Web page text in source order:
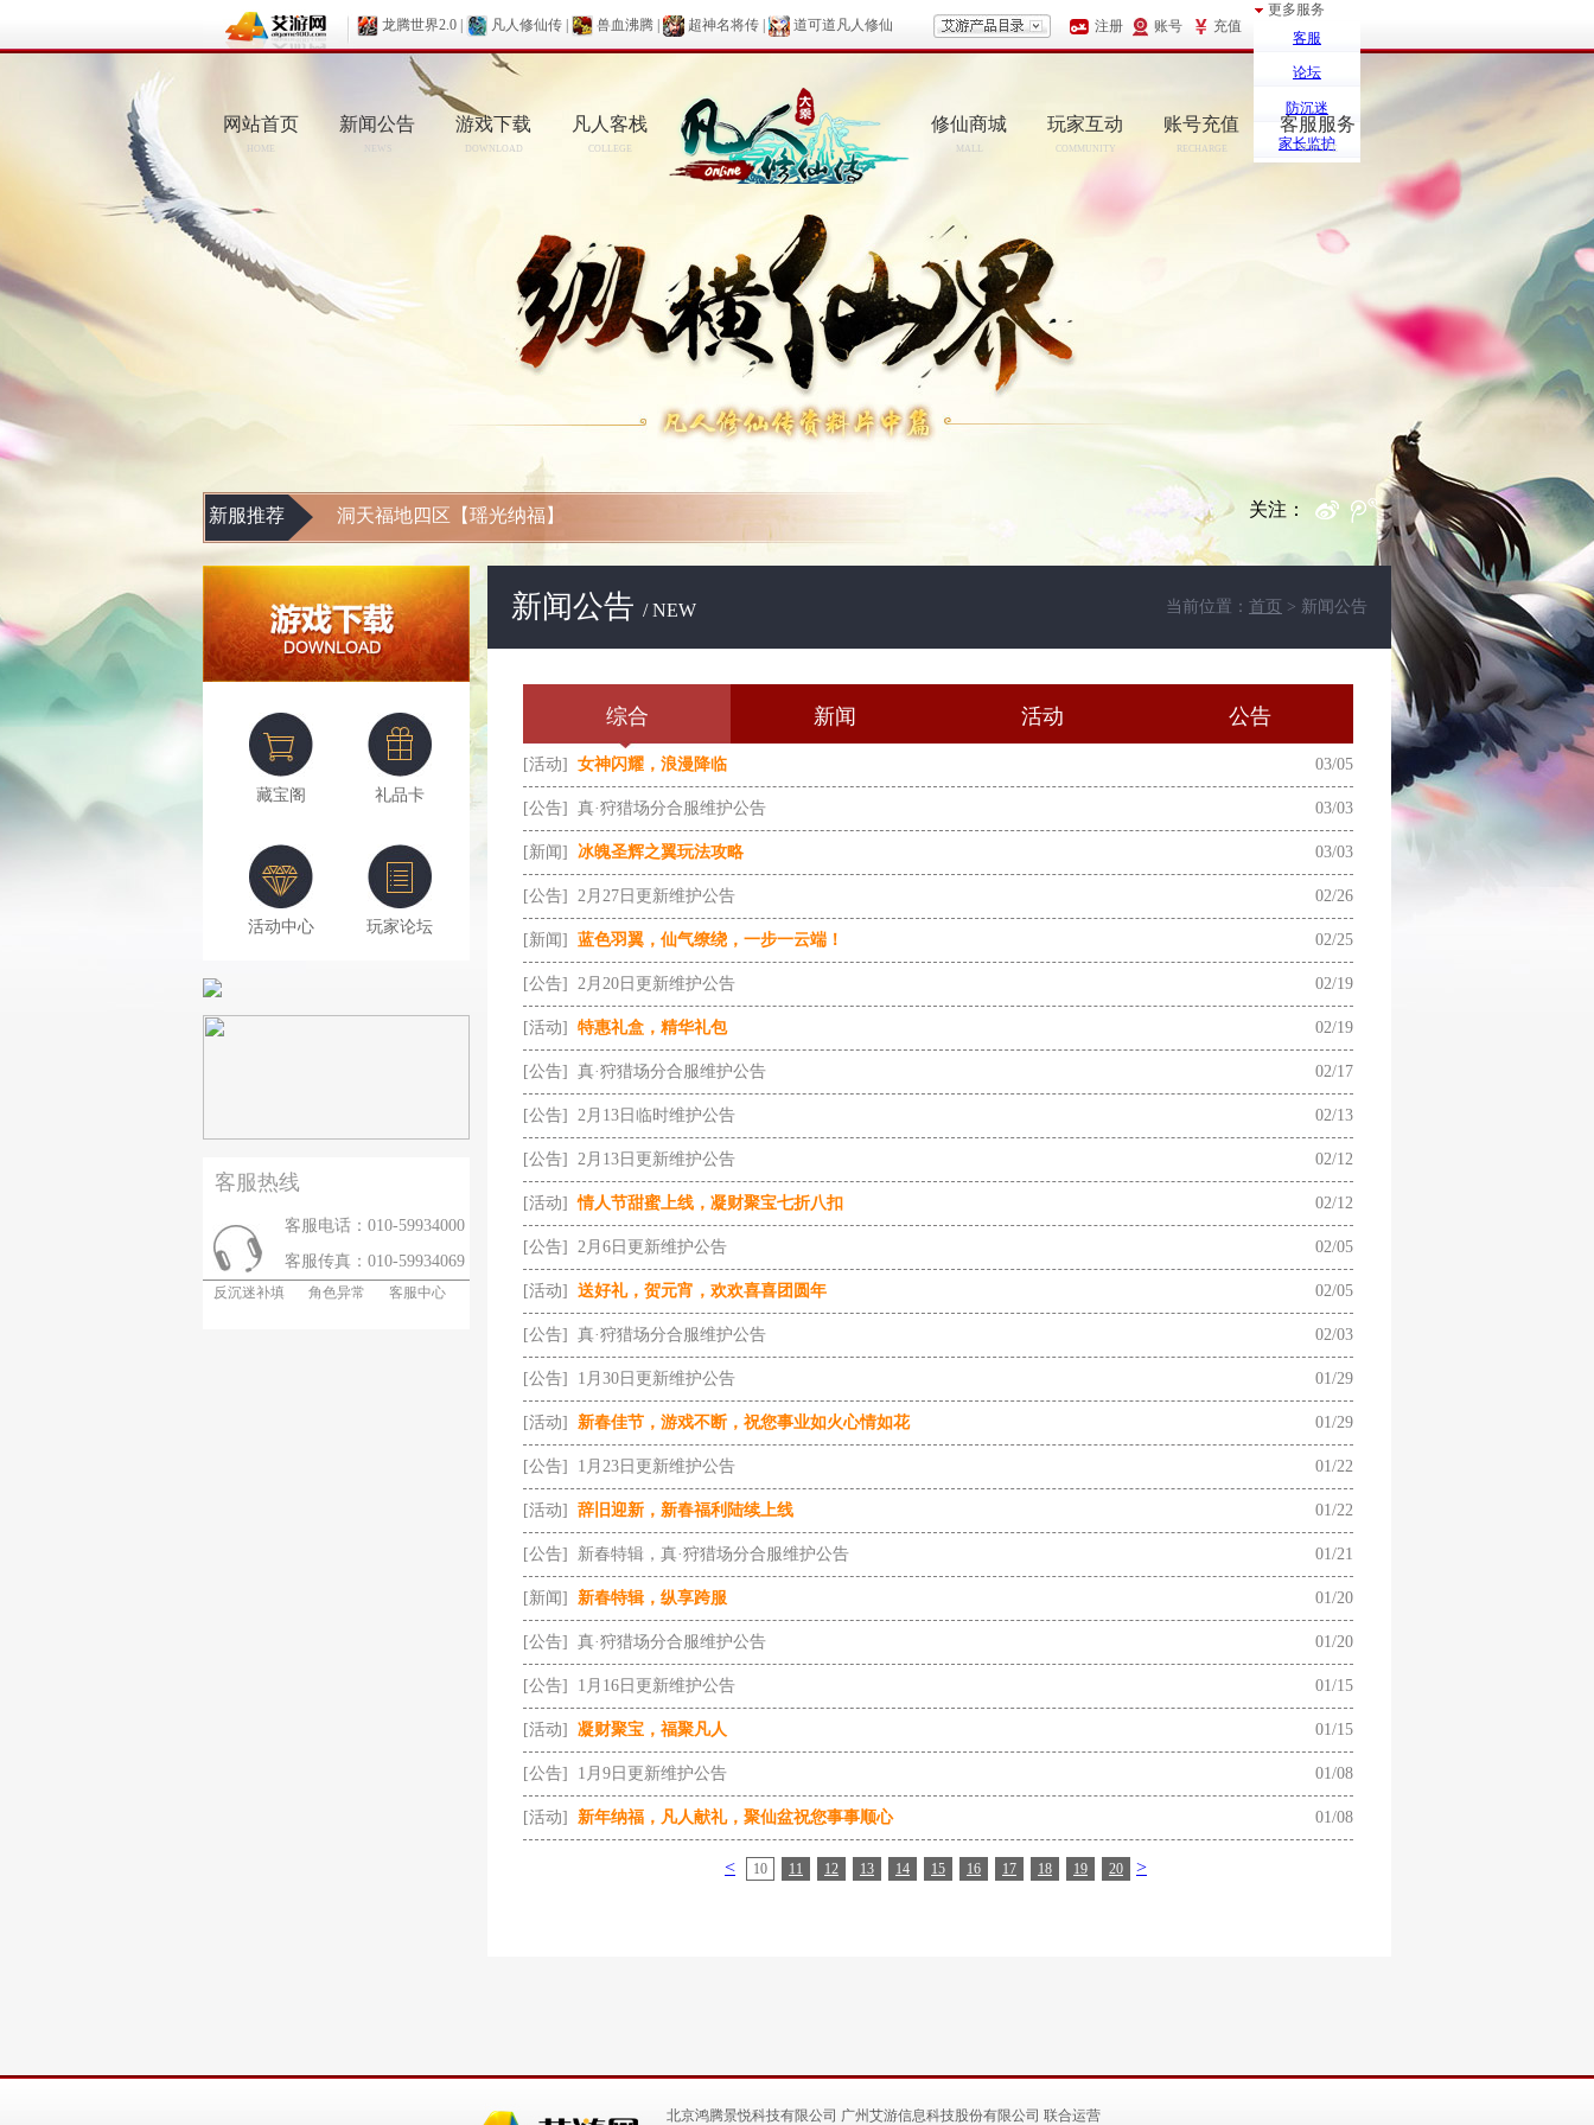
龙腾世界2.0 凡人修仙传 兽血沸腾 超神名将传 道可道凡人修仙 注册 账号 充值
更多服务
客服
论坛
防沉迷
家长监护
网站首页
HOME
新闻公告
NEWS
游戏下载
DOWNLOAD
凡人客栈
COLLEGE
修仙商城
MALL
玩家互动
COMMUNITY
账号充值
RECHARGE
客服服务
SERCIVE
新服推荐 洞天福地四区【瑶光纳福】 关注：
藏宝阁 礼品卡
活动中心 玩家论坛
客服热线
客服电话：010-59934000
客服传真：010-59934069
反沉迷补填 角色异常 客服中心
新闻公告 / NEW 当前位置： 首页 > 新闻公告
综合 新闻 活动 公告
03/05
[活动] 女神闪耀，浪漫降临
03/03
[公告] 真·狩猎场分合服维护公告
03/03
[新闻] 冰魄圣辉之翼玩法攻略
02/26
[公告] 2月27日更新维护公告
02/25
[新闻] 蓝色羽翼，仙气缭绕，一步一云端！
02/19
[公告] 2月20日更新维护公告
02/19
[活动] 特惠礼盒，精华礼包
02/17
[公告] 真·狩猎场分合服维护公告
02/13
[公告] 2月13日临时维护公告
02/12
[公告] 2月13日更新维护公告
02/12
[活动]情人节甜蜜上线，凝财聚宝七折八扣
02/05
[公告] 2月6日更新维护公告
02/05
[活动] 送好礼，贺元宵，欢欢喜喜团圆年
02/03
[公告] 真·狩猎场分合服维护公告
01/29
[公告] 1月30日更新维护公告
01/29
[活动] 新春佳节，游戏不断，祝您事业如火心情如花
01/22
[公告] 1月23日更新维护公告
01/22
[活动] 辞旧迎新，新春福利陆续上线
01/21
[公告] 新春特辑，真·狩猎场分合服维护公告
01/20
[新闻] 新春特辑，纵享跨服
01/20
[公告] 真·狩猎场分合服维护公告
01/15
[公告] 1月16日更新维护公告
01/15
[活动] 凝财聚宝，福聚凡人
01/08
[公告] 1月9日更新维护公告
01/08
[活动] 新年纳福，凡人献礼，聚仙盆祝您事事顺心
< 10 11 12 13 14 15 16 17 18 19 20 >
北京鸿腾景悦科技有限公司 广州艾游信息科技股份有限公司 联合运营